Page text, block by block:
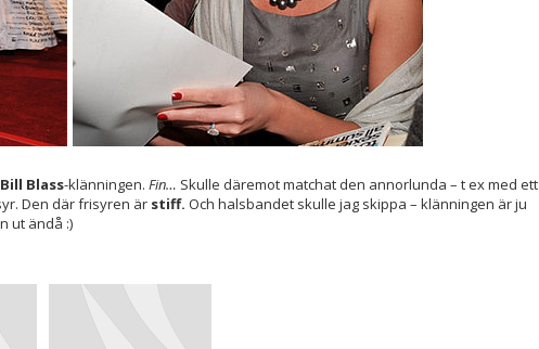
Bill Blass-klänningen. Fin… Skulle däremot matchat den annorlunda – t ex med ett
Den där frisyren är stiff. Och halsbandet skulle jag skippa – klänningen är ju
ut ändå :)